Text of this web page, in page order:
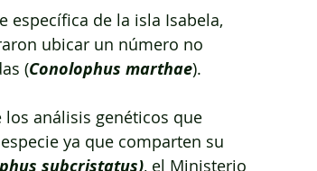
específica de la isla Isabela,
ubicar un número no
(Conolophus marthae).
análisis genéticos que
ya que comparten su
subcristatus), el Ministerio